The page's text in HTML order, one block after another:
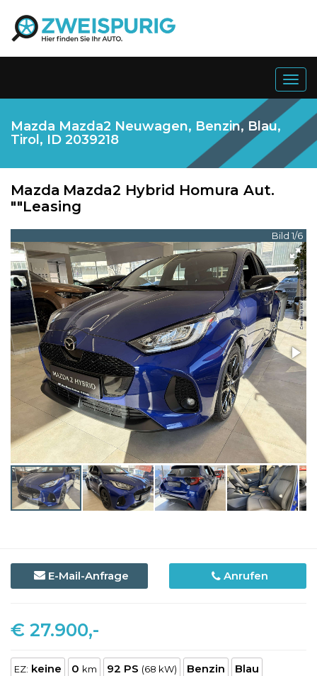
Mazda Mazda2 Neuwagen, Benzin, Blau,
Tirol, ID 2039218
Mazda Mazda2 Hybrid Homura Aut.
""Leasing
Bild 1/6
E-Mail-Anfrage Anrufen
€ 27.900,-
EZ: keine 0 km 92 PS (68 kW) Benzin Blau